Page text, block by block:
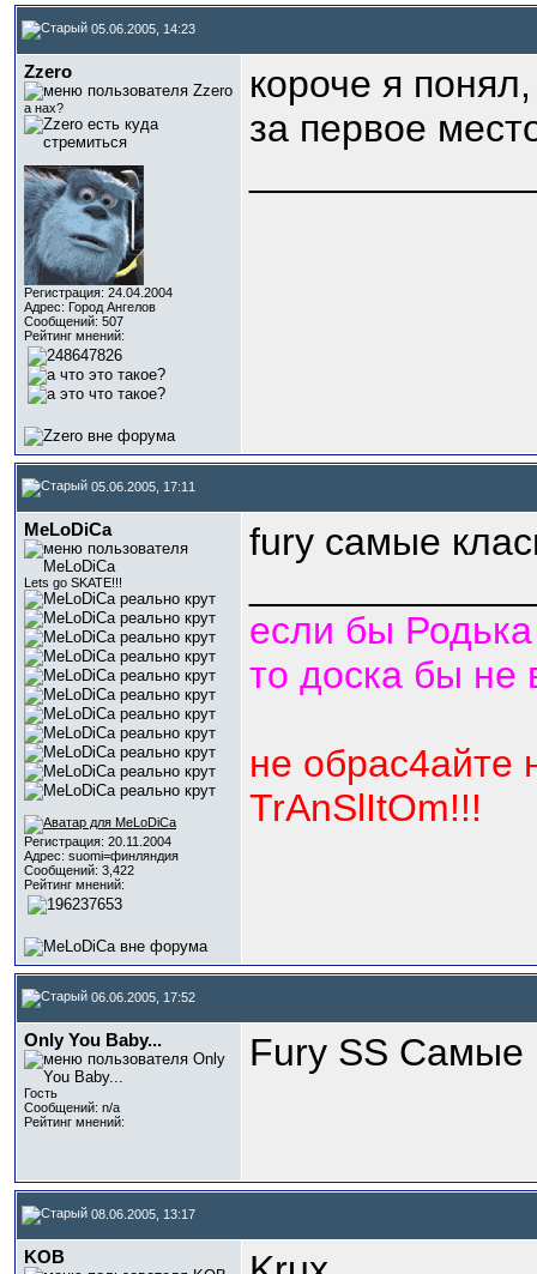
05.06.2005, 14:23
Zzero
а нах?
Регистрация: 24.04.2004
Адрес: Город Ангелов
Сообщений: 507
Рейтинг мнений:
короче я
за первое
05.06.2005, 17:11
MeLoDiCa
Lets go SKATE!!!
Регистрация: 20.11.2004
Адрес: suomi=финляндия
Сообщений: 3,422
Рейтинг мнений:
fury самые
если бы
то доска бы
не
TrAnSlItOm!!!
06.06.2005, 17:52
Only You Baby...
Гость
Сообщений: n/a
Рейтинг мнений:
Fury SS Самые
08.06.2005, 13:17
KOB